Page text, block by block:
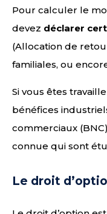
Pour calculer le
devez déclarer
(Allocation de
familiales, ou
Si vous êtes
bénéfices
commerciaux
connue qui sont
Le droit